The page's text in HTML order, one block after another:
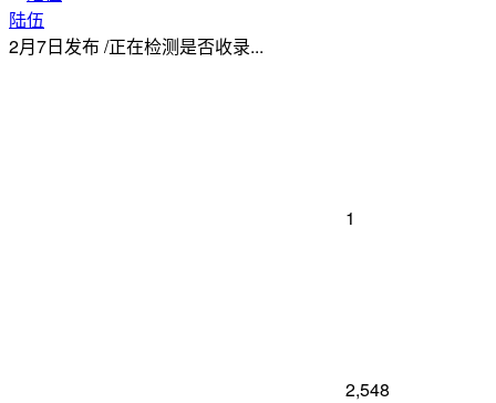
陆伍
2月7日发布 /正在检测是否收录...
1
2,548